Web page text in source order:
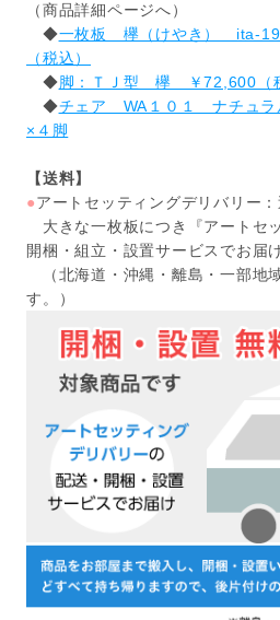
（商品詳細ページへ）
◆一枚板 欅（けやき） ita-
（税込）
◆脚：ＴＪ型 欅 ￥72,600（
◆チェア WA１０１ ナチュラ
×４脚
【送料】
●アートセッティングデリバリー：
大きな一枚板につき『アートセ
開梱・組立・設置サービスでお届
（北海道・沖縄・離島・一部地
す。）